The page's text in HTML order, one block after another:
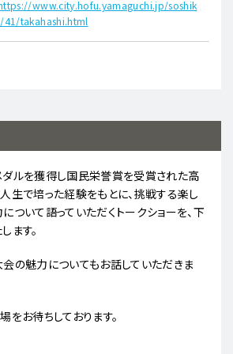
www.city.hofu.yamaguchi.jp/soshik
41/takahashi.html
ルを獲得し国民栄誉賞を受賞された高
生で培った経験をもとに、挑戦する楽し
ついて語っていただくトークショーを、下
ます。
の魅力についてもお話していただきま
をお待ちしております。